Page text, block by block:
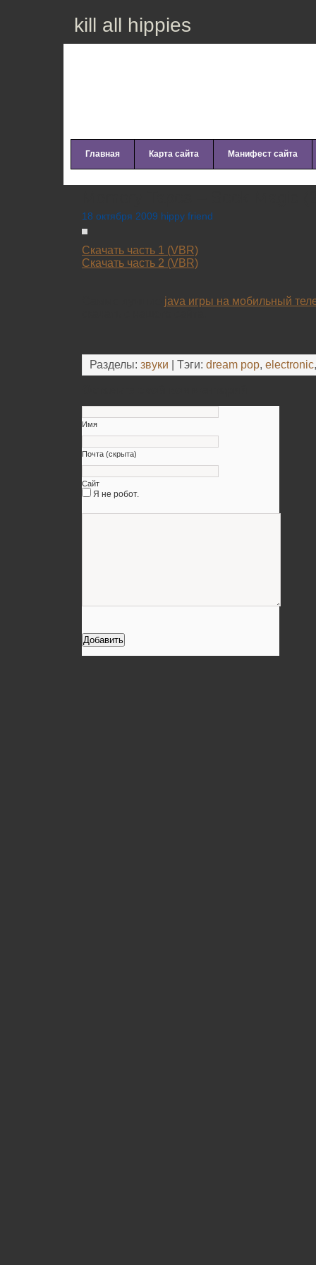
kill all hippies
Главная Карта сайта Манифест сайта
18 октября 2009 hippy friend
Скачать часть 1 (VBR)
Скачать часть 2 (VBR)
java игры на мобильный
Разделы: звуки | Тэги: dream pop, electronic
Имя
Почта (скрыта)
Сайт
Я не робот.